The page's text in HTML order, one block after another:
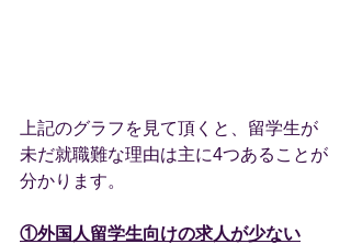
上記のグラフを見て頂くと、留学生が
未だ就職難な理由は主に4つあることが
分かります。
①外国人留学生向けの求人が少ない